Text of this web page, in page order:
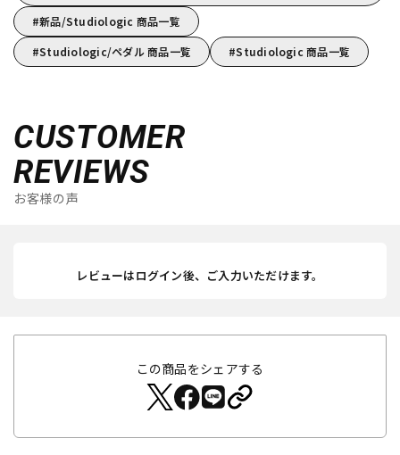
新品/Studiologic 商品一覧
Studiologic/ペダル 商品一覧
Studiologic 商品一覧
CUSTOMER
REVIEWS
お客様の声
レビューはログイン後、ご入力いただけます。
この商品をシェアする